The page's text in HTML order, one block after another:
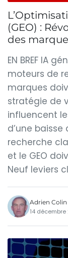
(GEO) :
des
EN BREF IA
moteurs de
marques
stratégie de
influencent
d’une
recherche
et le GEO
Neuf leviers
Adrien Colin
14 décembre